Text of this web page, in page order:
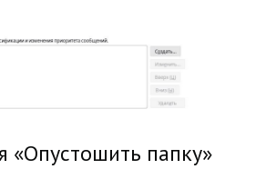
«Опустошить папку»